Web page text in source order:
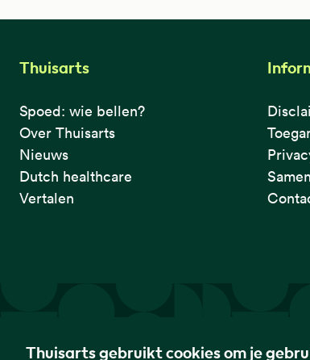
Thuisarts gebruikt cookies om je
Thuisarts
Spoed: wie bellen?
Over Thuisarts
Nieuws
Dutch healthcare
Vertalen